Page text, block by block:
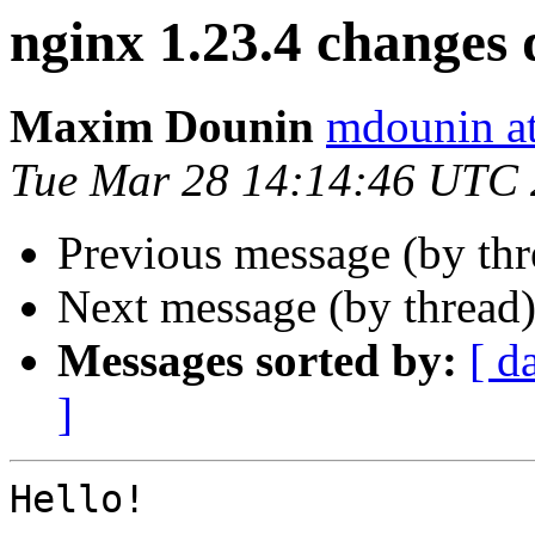
nginx 1.23.4
Maxim Dounin mdounin
Tue Mar 28 14:14:46 UTC
Previous message (by
Next message (by
Messages sorted by: [
]
Hello!